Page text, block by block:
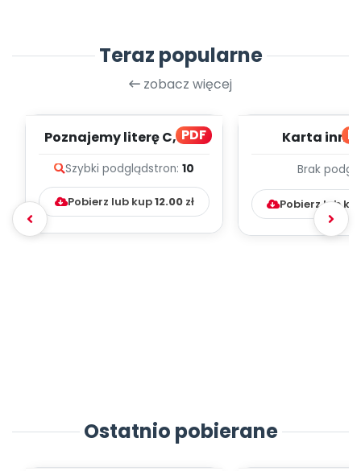
Teraz popularne
zobacz więcej
PDF
Poznajemy literę C, cz. 1
Szybki podglądstron: 10
Pobierz lub kup12.00zł
Karta
Brak
Pobierz lub
Ostatnio pobierane